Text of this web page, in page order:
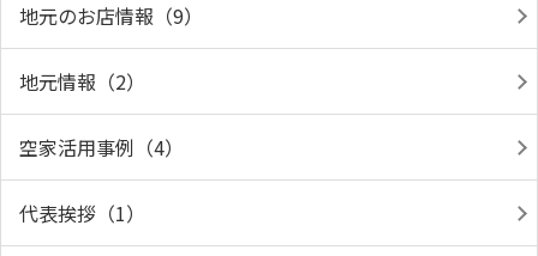
地元のお店情報（9）
地元情報（2）
空家活用事例（4）
代表挨拶（1）